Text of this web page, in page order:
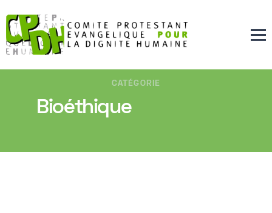
CATÉGORIE
Bioéthique